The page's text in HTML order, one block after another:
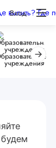
Вход
учреждения